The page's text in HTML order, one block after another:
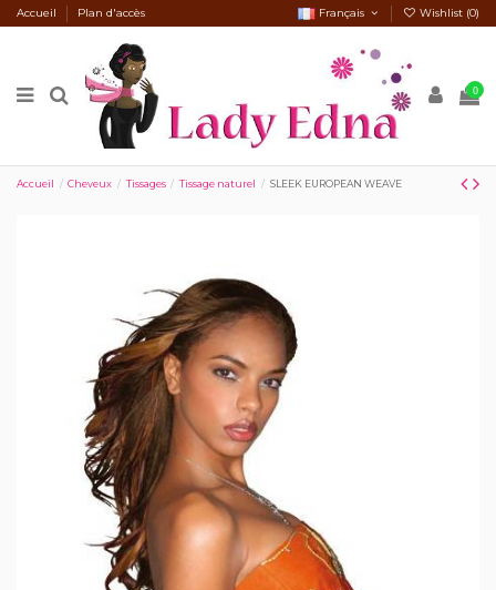
Accueil Plan d'accès Français Wishlist (0)
0
Accueil Cheveux Tissages Tissage naturel SLEEK EUROPEAN WEAVE